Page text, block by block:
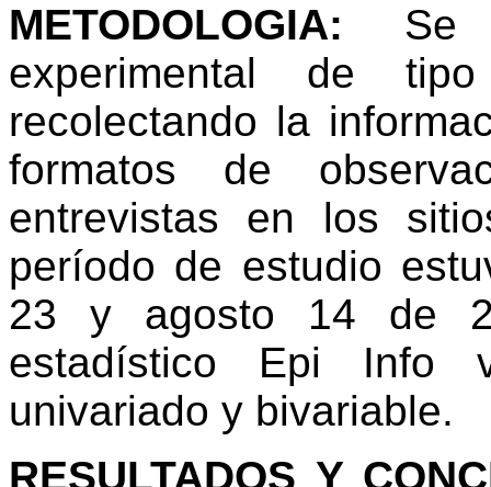
METODOLOGIA: Se
experimental de tipo
recolectando la
formatos de
entrevistas en los
período de estudio
23 y agosto 14 de
estadístico Epi Info
univariado y bivariable.
RESULTADOS Y